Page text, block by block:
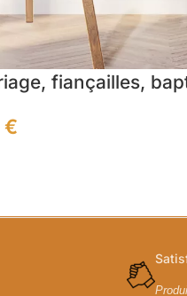
fiançailles,
€